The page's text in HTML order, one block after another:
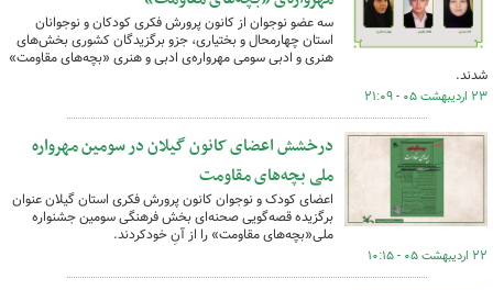
سه عضو نوجوان از کانون پرورش فکری کودکان و نوجوانان
استان چهارمحال و بختیاری، جزو برگزیدگان کشوری بخش‌های
هنری و ادبی سومی مهرواره‌ی ادبی و هنری «بچه‌های مقاومت»
شدند.
۲۳ اردیبهشت ۰۵ - ۲۱:۰۹
درخشش اعضای کانون گیلان در سومین مهرواره
ملی بچه‌های مقاومت
اعضای کودک و نوجوان کانون پرورش فکری استان گیلان عنوان
برگزیده قصه‌گویی صحنه‌ای بخش فرهنگی سومین جشنواره
ملی«بچه‌های مقاومت» را از آنِ خودکردند.
۲۲ اردیبهشت ۰۵ - ۱۰:۱۵